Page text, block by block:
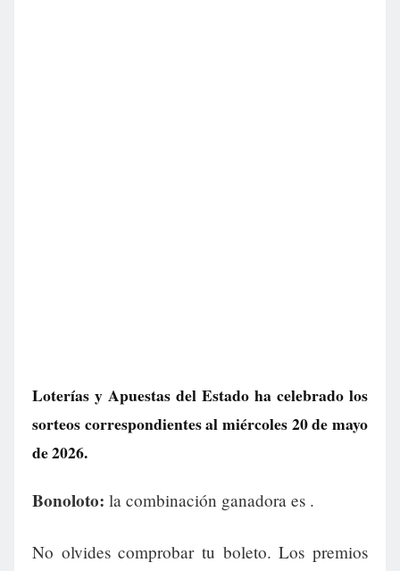
Loterías y Apuestas del Estado ha celebrado los
sorteos correspondientes al miércoles 20 de mayo
de 2026.
Bonoloto: la combinación ganadora es .
No olvides comprobar tu boleto. Los premios